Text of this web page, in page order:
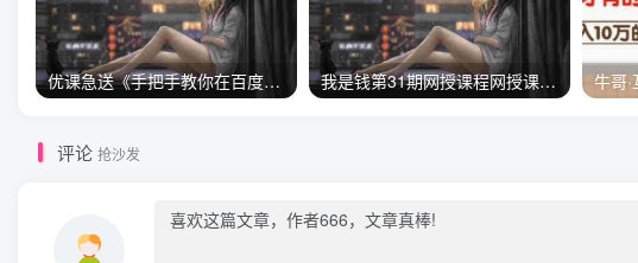
优课急送《手把手教你在百度上打广告日赚3000项目》【价值998元】 我是钱第31期网授课程网授课百度冷门竞价
评论 抢沙发